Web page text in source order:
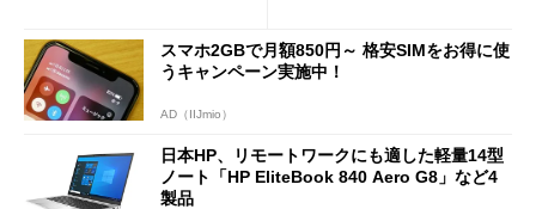
スマホ2GBで月額850円～ 格安SIMをお得に使
うキャンペーン実施中！
AD（IIJmio）
日本HP、リモートワークにも適した軽量14型
ノート「HP EliteBook 840 Aero G8」など4
製品